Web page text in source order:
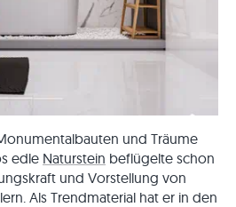
und Träume
edle Naturstein beflügelte schon
und Vorstellung von
Als Trendmaterial hat er in den